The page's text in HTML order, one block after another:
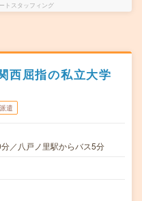
トスタッフィング
西屈指の私立大学
派遣
／八戸ノ里駅からバス5分